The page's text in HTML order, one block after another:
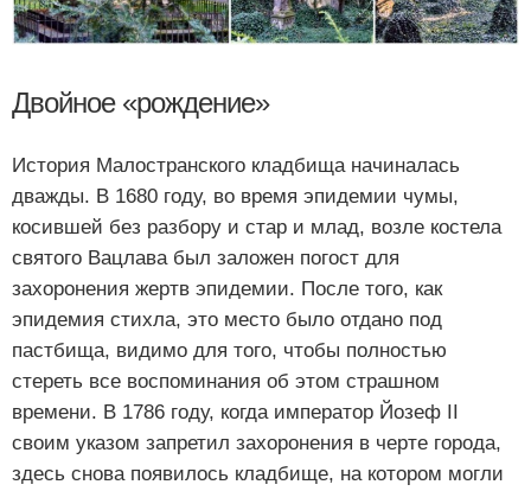
Двойное «рождение»
История Малостранского кладбища начиналась
дважды. В 1680 году, во время эпидемии чумы,
косившей без разбору и стар и млад, возле костела
святого Вацлава был заложен погост для
захоронения жертв эпидемии. После того, как
эпидемия стихла, это место было отдано под
пастбища, видимо для того, чтобы полностью
стереть все воспоминания об этом страшном
времени. В 1786 году, когда император Йозеф II
своим указом запретил захоронения в черте города,
здесь снова появилось кладбище, на котором могли